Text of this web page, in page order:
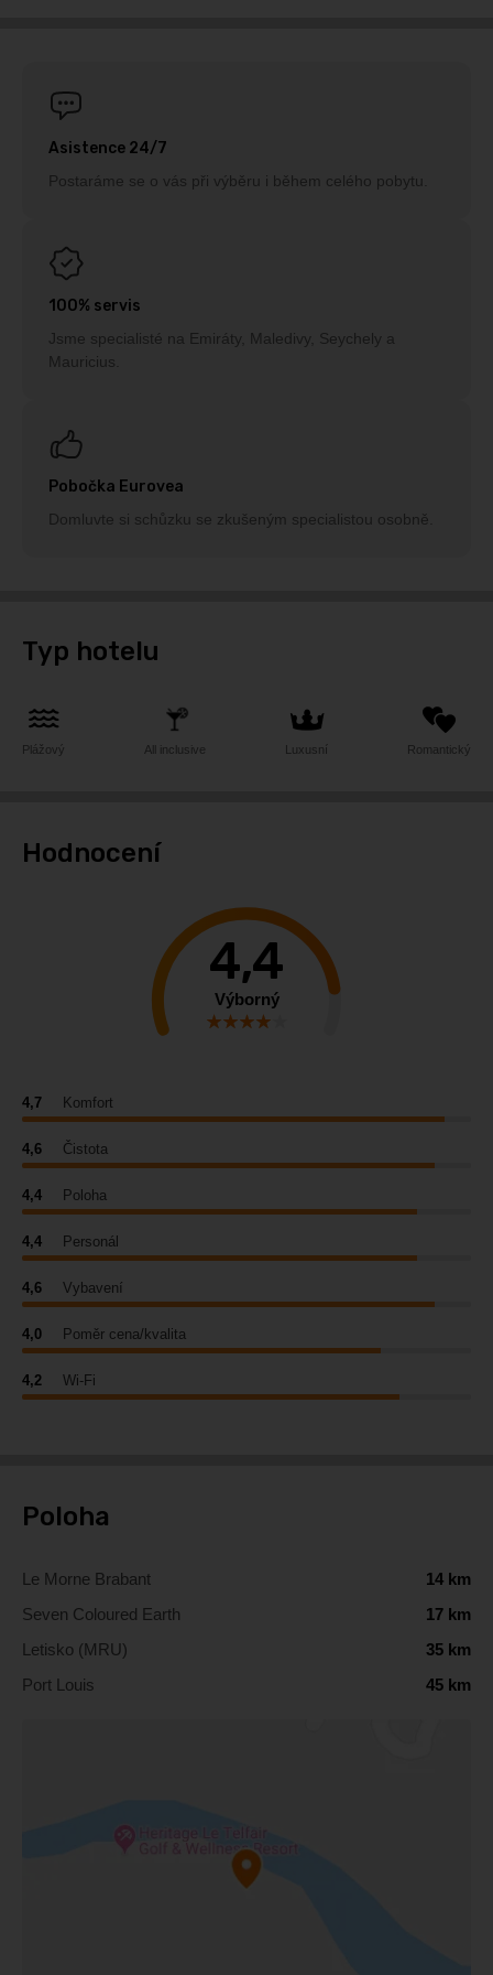
Asistence 24/7
Postaráme se o vás při výběru i během celého pobytu.
100% servis
Jsme specialisté na Emiráty, Maledivy, Seychely a
Mauricius.
Pobočka Eurovea
Domluvte si schůzku se zkušeným specialistou osobně.
Typ hotelu
Plážový All inclusive Luxusní Romantický
Hodnocení
4,4
Výborný
4,7 Komfort
4,6 Čistota
4,4 Poloha
4,4 Personál
4,6 Vybavení
4,0 Poměr cena/kvalita
4,2 Wi-Fi
Poloha
Le Morne Brabant
14 km
Seven Coloured Earth
17 km
Letisko (MRU)
35 km
Port Louis
45 km